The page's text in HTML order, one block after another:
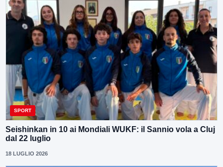
SPORT
Seishinkan in 10 ai Mondiali WUKF: il Sannio vola a Cluj
dal 22 luglio
18 LUGLIO 2026